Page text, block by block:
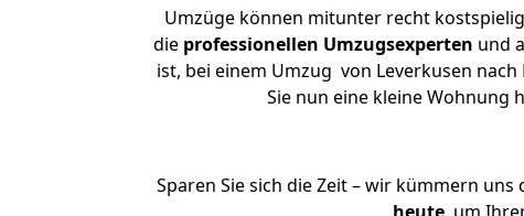
Umzüge können mitunter recht
die professionellen Umzugsexperten und
ist, bei einem Umzug von Leverkusen
Sie nun eine kleine Wohnung
Sparen Sie sich die Zeit – wir kümmern